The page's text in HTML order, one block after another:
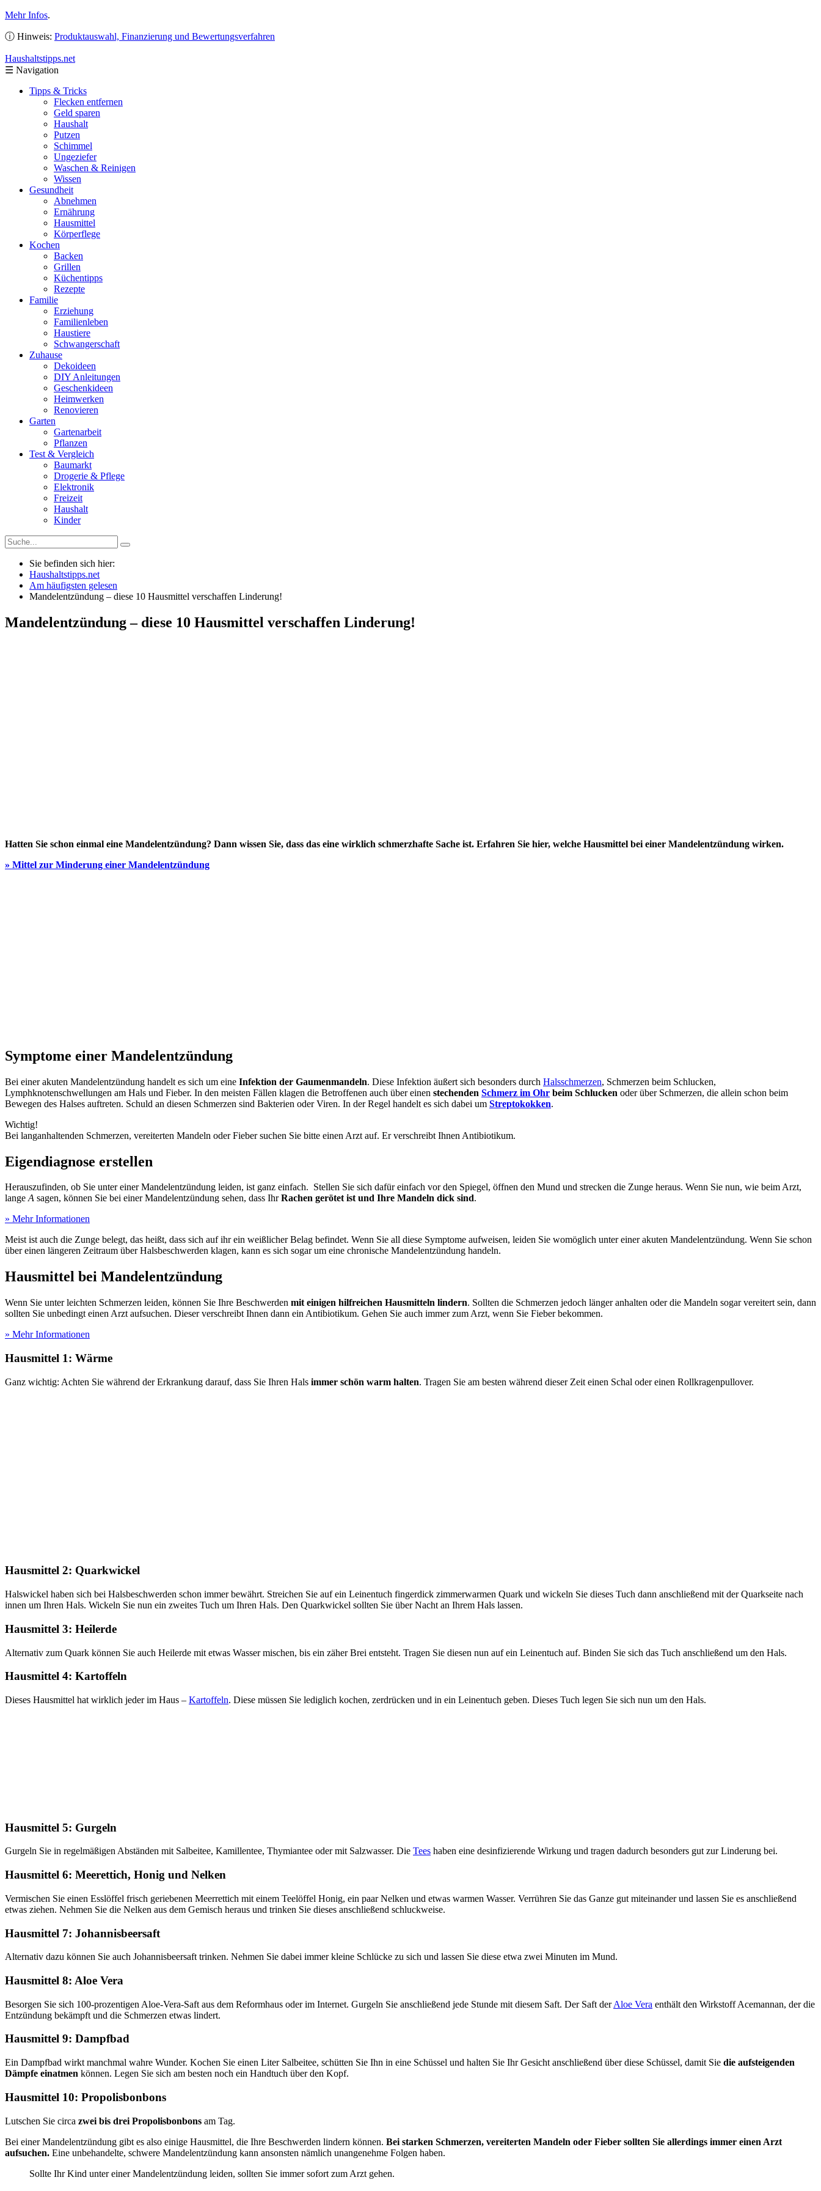
Mehr Infos.
ⓘ Hinweis: Produktauswahl, Finanzierung und Bewertungsverfahren
Haushaltstipps.net
☰ Navigation
Tipps & Tricks
Flecken entfernen
Geld sparen
Haushalt
Putzen
Schimmel
Ungeziefer
Waschen & Reinigen
Wissen
Gesundheit
Abnehmen
Ernährung
Hausmittel
Körperflege
Kochen
Backen
Grillen
Küchentipps
Rezepte
Familie
Erziehung
Familienleben
Haustiere
Schwangerschaft
Zuhause
Dekoideen
DIY Anleitungen
Geschenkideen
Heimwerken
Renovieren
Garten
Gartenarbeit
Pflanzen
Test & Vergleich
Baumarkt
Drogerie & Pflege
Elektronik
Freizeit
Haushalt
Kinder
Sie befinden sich hier:
Haushaltstipps.net
Am häufigsten gelesen
Mandelentzündung – diese 10 Hausmittel verschaffen Linderung!
Mandelentzündung – diese 10 Hausmittel verschaffen Linderung!
Hatten Sie schon einmal eine Mandelentzündung? Dann wissen Sie, dass das eine wirklich schmerzhafte Sache ist. Erfahren Sie hier, welche Hausmittel bei einer Mandelentzündung wirken.
» Mittel zur Minderung einer Mandelentzündung
Symptome einer Mandelentzündung
Bei einer akuten Mandelentzündung handelt es sich um eine Infektion der Gaumenmandeln. Diese Infektion äußert sich besonders durch Halsschmerzen, Schmerzen beim Schlucken,
Lymphknotenschwellungen am Hals und Fieber. In den meisten Fällen klagen die Betroffenen auch über einen stechenden Schmerz im Ohr beim Schlucken oder über Schmerzen, die allein schon beim
Bewegen des Halses auftreten. Schuld an diesen Schmerzen sind Bakterien oder Viren. In der Regel handelt es sich dabei um Streptokokken.
Wichtig!
Bei langanhaltenden Schmerzen, vereiterten Mandeln oder Fieber suchen Sie bitte einen Arzt auf. Er verschreibt Ihnen Antibiotikum.
Eigendiagnose erstellen
Herauszufinden, ob Sie unter einer Mandelentzündung leiden, ist ganz einfach. Stellen Sie sich dafür einfach vor den Spiegel, öffnen den Mund und strecken die Zunge heraus. Wenn Sie nun, wie beim Arzt,
langeA sagen, können Sie bei einer Mandelentzündung sehen, dass IhrRachen gerötet ist und Ihre Mandeln dick sind.
» Mehr Informationen
Meist ist auch die Zunge belegt, das heißt, dass sich auf ihr ein weißlicher Belag befindet. Wenn Sie all diese Symptome aufweisen, leiden Sie womöglich unter einer akuten Mandelentzündung. Wenn Sie schon
über einen längeren Zeitraum über Halsbeschwerden klagen, kann es sich sogar um eine chronische Mandelentzündung handeln.
Hausmittel bei Mandelentzündung
Wenn Sie unter leichten Schmerzen leiden, können Sie Ihre Beschwerden mit einigen hilfreichen Hausmitteln lindern. Sollten die Schmerzen jedoch länger anhalten oder die Mandeln sogar vereitert sein, dann
sollten Sie unbedingt einen Arzt aufsuchen. Dieser verschreibt Ihnen dann ein Antibiotikum. Gehen Sie auch immer zum Arzt, wenn Sie Fieber bekommen.
» Mehr Informationen
Hausmittel 1: Wärme
Ganz wichtig: Achten Sie während der Erkrankung darauf, dass Sie Ihren Hals immer schön warm halten. Tragen Sie am besten während dieser Zeit einen Schal oder einen Rollkragenpullover.
Hausmittel 2: Quarkwickel
Halswickel haben sich bei Halsbeschwerden schon immer bewährt. Streichen Sie auf ein Leinentuch fingerdick zimmerwarmen Quark und wickeln Sie dieses Tuch dann anschließend mit der Quarkseite nach
innen um Ihren Hals. Wickeln Sie nun ein zweites Tuch um Ihren Hals. Den Quarkwickel sollten Sie über Nacht an Ihrem Hals lassen.
Hausmittel 3: Heilerde
Alternativ zum Quark können Sie auch Heilerde mit etwas Wasser mischen, bis ein zäher Brei entsteht. Tragen Sie diesen nun auf ein Leinentuch auf. Binden Sie sich das Tuch anschließend um den Hals.
Hausmittel 4: Kartoffeln
Dieses Hausmittel hat wirklich jeder im Haus – Kartoffeln. Diese müssen Sie lediglich kochen, zerdrücken und in ein Leinentuch geben. Dieses Tuch legen Sie sich nun um den Hals.
Hausmittel 5: Gurgeln
Gurgeln Sie in regelmäßigen Abständen mit Salbeitee, Kamillentee, Thymiantee oder mit Salzwasser. Die Tees haben eine desinfizierende Wirkung und tragen dadurch besonders gut zur Linderung bei.
Hausmittel 6: Meerettich, Honig und Nelken
Vermischen Sie einen Esslöffel frisch geriebenen Meerrettich mit einem Teelöffel Honig, ein paar Nelken und etwas warmen Wasser. Verrühren Sie das Ganze gut miteinander und lassen Sie es anschließend
etwas ziehen. Nehmen Sie die Nelken aus dem Gemisch heraus und trinken Sie dieses anschließend schluckweise.
Hausmittel 7: Johannisbeersaft
Alternativ dazu können Sie auch Johannisbeersaft trinken. Nehmen Sie dabei immer kleine Schlücke zu sich und lassen Sie diese etwa zwei Minuten im Mund.
Hausmittel 8: Aloe Vera
Besorgen Sie sich 100-prozentigen Aloe-Vera-Saft aus dem Reformhaus oder im Internet. Gurgeln Sie anschließend jede Stunde mit diesem Saft. Der Saft derAloe Vera enthält den Wirkstoff Acemannan, der die
Entzündung bekämpft und die Schmerzen etwas lindert.
Hausmittel 9: Dampfbad
Ein Dampfbad wirkt manchmal wahre Wunder. Kochen Sie einen Liter Salbeitee, schütten Sie Ihn in eine Schüssel und halten Sie Ihr Gesicht anschließend über diese Schüssel, damit Sie die aufsteigenden
Dämpfe einatmen können. Legen Sie sich am besten noch ein Handtuch über den Kopf.
Hausmittel 10: Propolisbonbons
Lutschen Sie circa zwei bis drei Propolisbonbons am Tag.
Bei einer Mandelentzündung gibt es also einige Hausmittel, die Ihre Beschwerden lindern können. Bei starken Schmerzen, vereiterten Mandeln oder Fieber sollten Sie allerdings immer einen Arzt
aufsuchen. Eine unbehandelte, schwere Mandelentzündung kann ansonsten nämlich unangenehme Folgen haben.
Sollte Ihr Kind unter einer Mandelentzündung leiden, sollten Sie immer sofort zum Arzt gehen.